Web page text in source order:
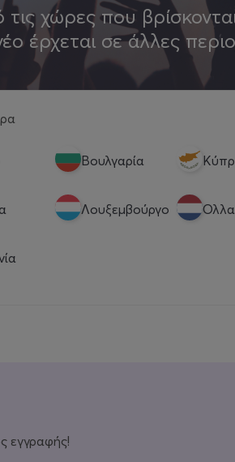
τις χώρες που
έρχεται σε άλλες
Βουλγαρία
Λουξεμβούργο
εγγραφής!